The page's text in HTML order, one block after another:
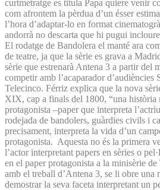
curtmetratge es titula Papa quiere venir
com afrontem la pèrdua d’un ésser
l’hora d’adaptar-lo en format
andorrà no descarta que hi pugui
El rodatge de Bandolera el manté ara
de teatre, ja que la sèrie es grava a
sèrie que estrenarà Antena 3 a partir del
competir amb l’acaparador d’audiències
Telecinco. Férriz explica que la nova
XIX, cap a finals del 1800, “una història
protagonista –paper que interpreta
rodejada de bandolers, guàrdies civils i
precisament, interpreta la vida d’un
protagonista. Aquesta no és la primera
l’actor interpretant papers en sèries o
en el paper protagonista a la minisèrie
amb el treball d’Antena 3, se li obre una
demostrar la seva faceta interpretant un